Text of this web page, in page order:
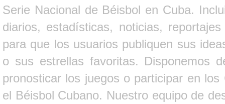
Serie Nacional de Béisbol en Cuba.
diarios, estadísticas, noticias,
para que los usuarios publiquen sus
o sus estrellas favoritas. Disponemos
pronosticar los juegos o participar en
el Béisbol Cubano. Nuestro equipo de